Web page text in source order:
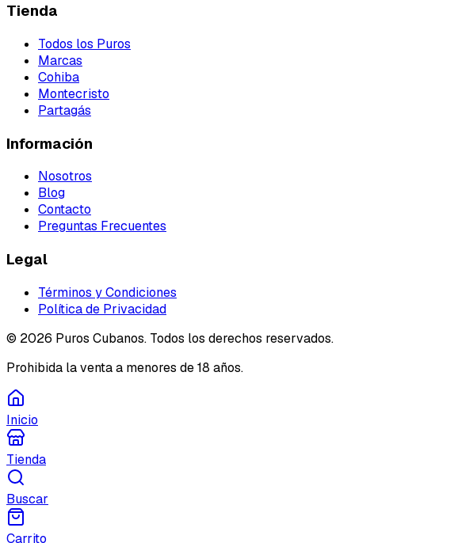
Tienda
Todos los Puros
Marcas
Cohiba
Montecristo
Partagás
Información
Nosotros
Blog
Contacto
Preguntas Frecuentes
Legal
Términos y Condiciones
Política de Privacidad
© 2026 Puros Cubanos. Todos los derechos reservados.
Prohibida la venta a menores de 18 años.
Inicio
Tienda
Buscar
Carrito